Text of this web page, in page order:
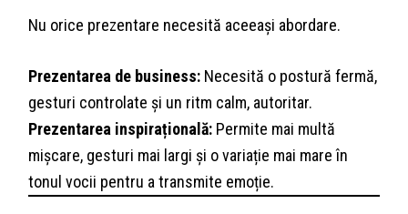
Nu orice prezentare necesită aceeași abordare.
Prezentarea de business: Necesită o postură fermă,
gesturi controlate și un ritm calm, autoritar.
Prezentarea inspirațională: Permite mai multă
mișcare, gesturi mai largi și o variație mai mare în
tonul vocii pentru a transmite emoție.